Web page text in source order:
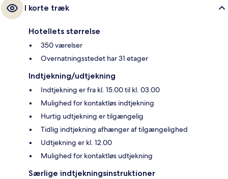
I korte træk
Hotellets størrelse
350 værelser
Overnatningsstedet har 31 etager
Indtjekning/udtjekning
Indtjekning er fra kl. 15.00 til kl. 03.00
Mulighed for kontaktløs indtjekning
Hurtig udtjekning er tilgængelig
Tidlig indtjekning afhænger af tilgængelighed
Udtjekning er kl. 12.00
Mulighed for kontaktløs udtjekning
Særlige indtjekningsinstruktioner